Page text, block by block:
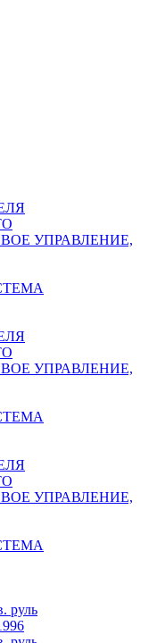
УПРАВЛЕНИЕ,
УПРАВЛЕНИЕ,
УПРАВЛЕНИЕ,
руль